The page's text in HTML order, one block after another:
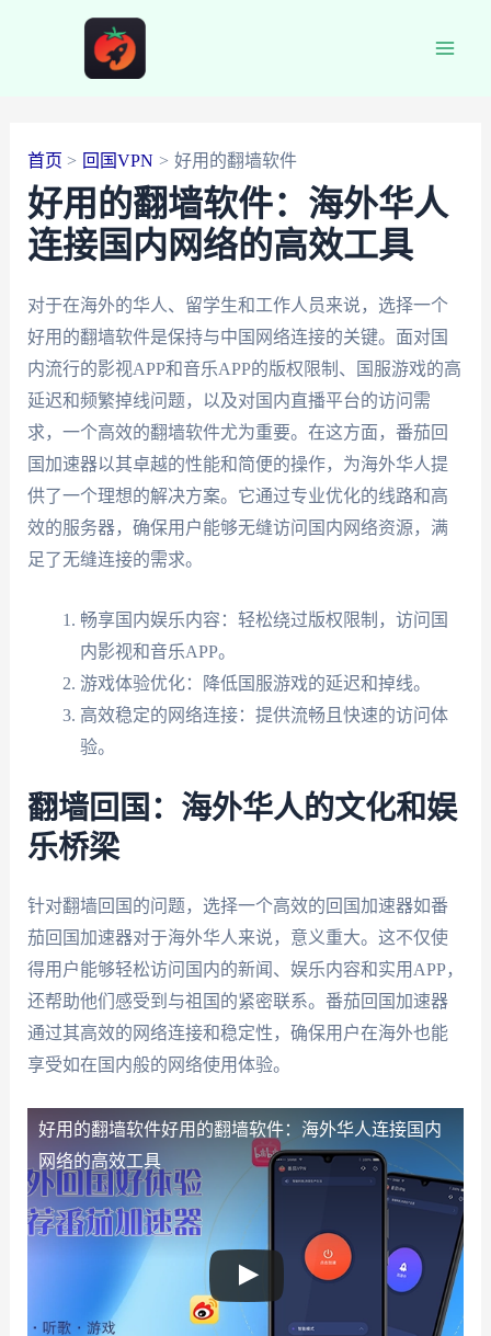
首页 回国VPN 好用的翻墙软件
好用的翻墙软件：海外华人
连接国内网络的高效工具
对于在海外的华人、留学生和工作人员来说，选择一个
好用的翻墙软件是保持与中国网络连接的关键。面对国
内流行的影视APP和音乐APP的版权限制、国服游戏的高
延迟和频繁掉线问题，以及对国内直播平台的访问需
求，一个高效的翻墙软件尤为重要。在这方面，番茄回
国加速器以其卓越的性能和简便的操作，为海外华人提
供了一个理想的解决方案。它通过专业优化的线路和高
效的服务器，确保用户能够无缝访问国内网络资源，满
足了无缝连接的需求。
畅享国内娱乐内容：轻松绕过版权限制，访问国
内影视和音乐APP。
游戏体验优化：降低国服游戏的延迟和掉线。
高效稳定的网络连接：提供流畅且快速的访问体
验。
翻墙回国：海外华人的文化和娱
乐桥梁
针对翻墙回国的问题，选择一个高效的回国加速器如番
茄回国加速器对于海外华人来说，意义重大。这不仅使
得用户能够轻松访问国内的新闻、娱乐内容和实用APP，
还帮助他们感受到与祖国的紧密联系。番茄回国加速器
通过其高效的网络连接和稳定性，确保用户在海外也能
享受如在国内般的网络使用体验。
好用的翻墙软件好用的翻墙软件：海外华人连接国内
网络的高效工具